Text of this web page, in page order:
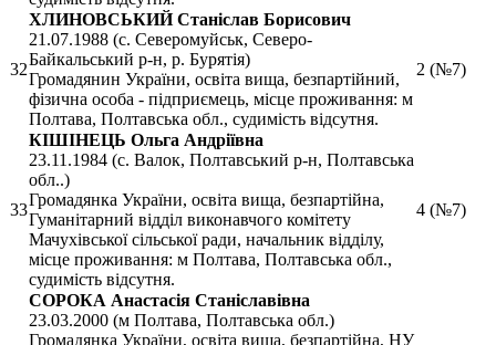
32
ХЛИНОВСЬКИЙ Станіслав Борисович
21.07.1988 (с. Северомуйськ, Северо-
Байкальський р-н, р. Бурятія)
Громадянин України, освіта вища, безпартійний,
фізична особа - підприємець, місце проживання: м
Полтава, Полтавська обл., судимість відсутня.
2 (№7)
33
КІШІНЕЦЬ Ольга Андріївна
23.11.1984 (с. Валок, Полтавський р-н, Полтавська
обл..)
Громадянка України, освіта вища, безпартійна,
Гуманітарний відділ виконавчого комітету
Мачухівської сільської ради, начальник відділу,
місце проживання: м Полтава, Полтавська обл.,
судимість відсутня.
4 (№7)
СОРОКА Анастасія Станіславівна
23.03.2000 (м Полтава, Полтавська обл.)
Громадянка України, освіта вища, безпартійна, НУ